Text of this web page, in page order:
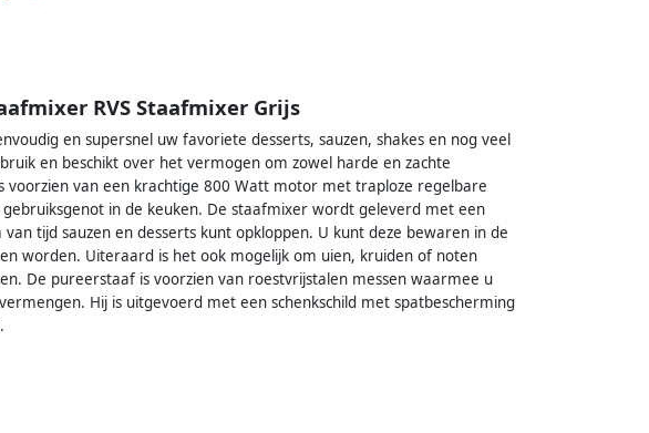
RVS Staafmixer Grijs
en supersnel uw favoriete desserts, sauzen, shakes en nog veel
en beschikt over het vermogen om zowel harde en zachte
van een krachtige 800 Watt motor met traploze regelbare
in de keuken. De staafmixer wordt geleverd met een
tijd sauzen en desserts kunt opkloppen. U kunt deze bewaren in de
worden. Uiteraard is het ook mogelijk om uien, kruiden of noten
De pureerstaaf is voorzien van roestvrijstalen messen waarmee u
Hij is uitgevoerd met een schenkschild met spatbescherming